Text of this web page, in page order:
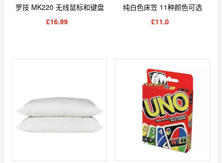
罗技 MK220 无线鼠标和键盘
£16.99
纯白色床笠 11种颜色可选
£11.0